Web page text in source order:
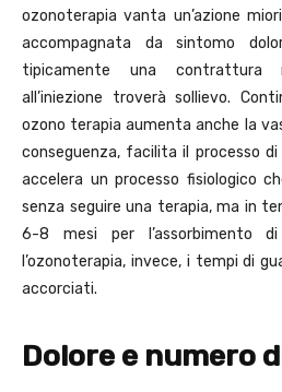
ozonoterapia vanta un’azione
accompagnata da sintomo
tipicamente una contrattura
all’iniezione troverà sollievo.
ozono terapia aumenta anche la
conseguenza, facilita il processo di
accelera un processo fisiologico
senza seguire una terapia, ma in
6-8 mesi per l’assorbimento di
l’ozonoterapia, invece, i tempi di
accorciati.
Dolore e numero